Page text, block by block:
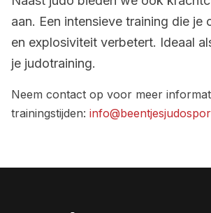
aan. Een intensieve training die je
en explosiviteit verbetert. Ideaal
je judotraining.
Neem contact op voor meer
trainingstijden: